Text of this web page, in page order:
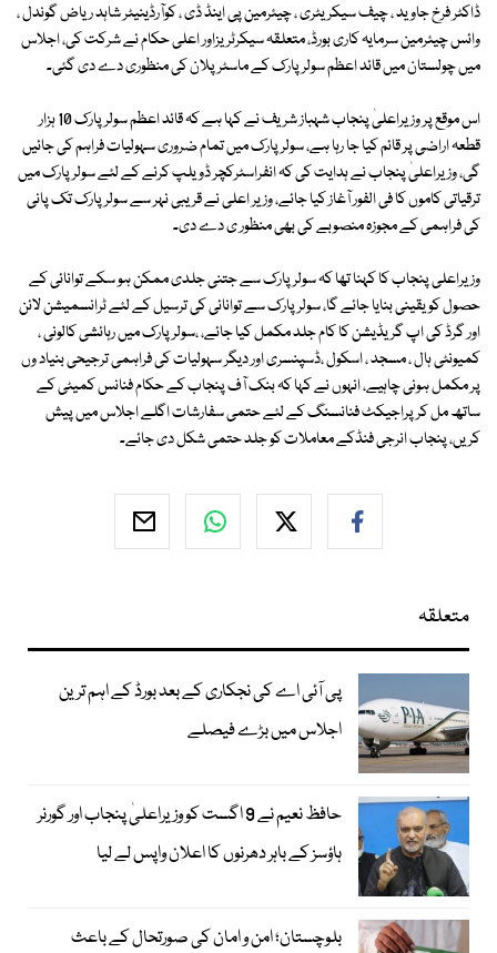
ڈاکٹر فرخ جاوید ، چیف سیکریٹری ، چیئرمین پی اینڈ ڈی ، کوآرڈینیٹر شاہد ریاض گوندل ،
وائس چیئرمین سرمایہ کاری بورڈ، متعلقہ سیکرٹریزاور اعلی حکام نے شرکت کی، اجلاس
میں چولستان میں قائد اعظم سولر پارک کے ماسٹر پلان کی منظوری دے دی گئی۔
اس موقع پر وزیراعلیٰ پنجاب شہباز شریف نے کہا ہے کہ قائد اعظم سولر پارک 10 ہزار
قطعہ اراضی پر قائم کیا جا رہا ہے، سولر پارک میں تمام ضروری سہولیات فراہم کی جائیں
گی، وزیراعلیٰ پنجاب نے ہدایت کی کہ انفراسٹرکچر ڈویلپ کرنے کے لئے سولر پارک میں
ترقیاتی کاموں کا فی الفور آغاز کیا جائے، وزیر اعلی نے قریبی نہر سے سولر پارک تک پانی
کی فراہمی کے مجوزہ منصوبے کی بھی منظور ی دے دی۔
وزیراعلی پنجاب کا کہنا تھا کہ سولر پارک سے جتنی جلدی ممکن ہو سکے توانائی کے
حصول کو یقینی بنایا جائے گا، سولر پارک سے توانائی کی ترسیل کے لئے ٹرانسمیشن لائن
اور گرڈ کی اپ گریڈیشن کا کام جلد مکمل کیا جائے، ،سولر پارک میں رہائشی کالونی ،
کمیونٹی ہال ، مسجد ، اسکول ،ڈسپنسری اور دیگر سہولیات کی فراہمی ترجیحی بنیاد وں
پر مکمل ہونی چاہیے، انہوں نے کہا کہ بنک آف پنجاب کے حکام فنانس کمیٹی کے
ساتھ مل کر پراجیکٹ فنانسنگ کے لئے حتمی سفارشات اگلے اجلاس میں پیش
کریں، پنجاب انرجی فنڈکے معاملات کو جلد حتمی شکل دی جائے۔
متعلقہ
پی آئی اے کی نجکاری کے بعد بورڈ کے اہم ترین
اجلاس میں بڑے فیصلے
حافظ نعیم نے 9 اگست کو وزیراعلیٰ پنجاب اور گورنر
ہاؤسز کے باہر دھرنوں کا اعلان واپس لے لیا
بلوچستان؛ امن و امان کی صورتحال کے باعث